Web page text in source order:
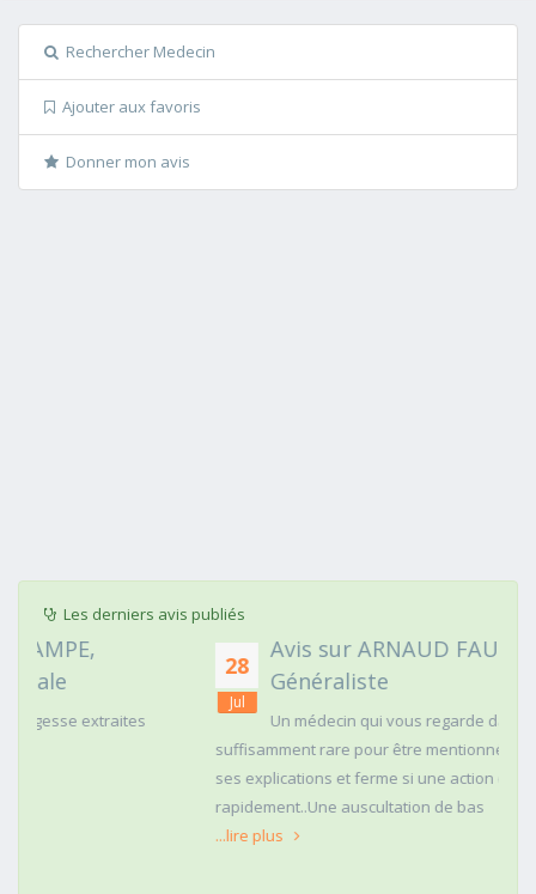
Rechercher Medecin
Ajouter aux favoris
Donner mon avis
Les derniers avis publiés
28
Avis sur ARNAUD FAURIE, Médecin
Généraliste
Un médecin qui vous regarde dans les yeux c'est
suffisamment rare pour être mentionné. Posé,clair dans
ses explications et ferme si une action doit être menée
rapidement..Une auscultation de bas